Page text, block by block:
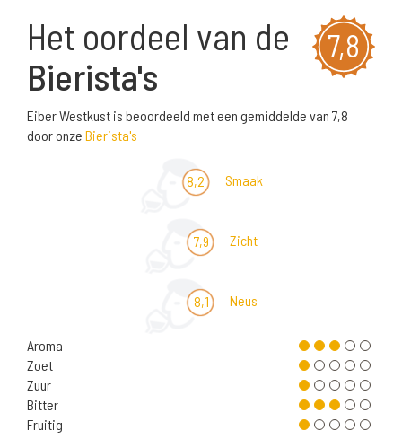
7,8
Het oordeel van de
Bierista's
Eiber Westkust is beoordeeld met een gemiddelde van 7,8
door onze Bierista's
8,2 Smaak
7,9 Zicht
8,1 Neus
Aroma
Zoet
Zuur
Bitter
Fruitig